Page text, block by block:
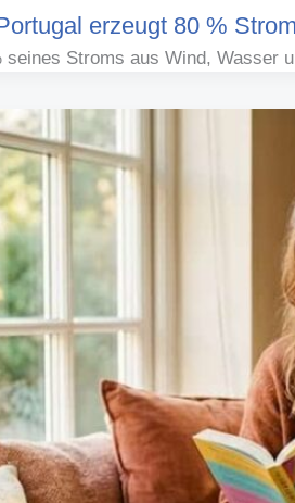
erzeugt 80 %
seines Stroms aus Wind,